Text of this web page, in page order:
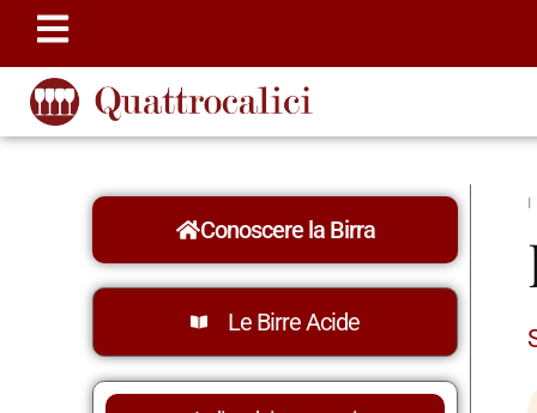
Conoscere la Birra
Le Birre Acide